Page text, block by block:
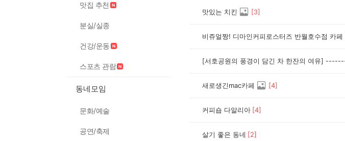
맛집 추천
분실/실종
건강/운동
스포츠 관람
동네모임
문화/예술
공연/축제
맛있는 치킨 [3]
비쥬얼짱! 디마인커피로스터즈 반월호수점 카페
새로생긴mac카페 [4]
커피숍 다알리아 [4]
살기 좋은 동네 [2]